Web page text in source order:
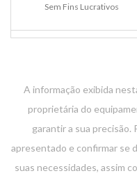
Sem Fins Lucrativos
A informação exibida
proprietária do
garantir a sua precisão.
apresentado e confirmar se
suas necessidades, assim